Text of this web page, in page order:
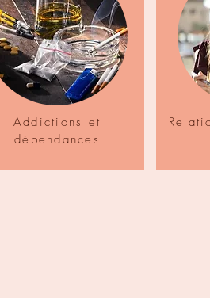
Addictions et
dépendances